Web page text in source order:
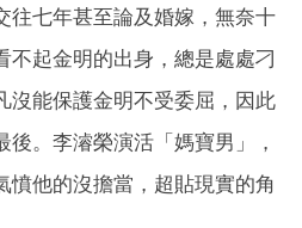
往七年甚至論及婚嫁，無奈十
不起金明的出身，總是處處刁
沒能保護金明不受委屈，因此
。李濬榮演活「媽寶男」，
憤他的沒擔當，超貼現實的角